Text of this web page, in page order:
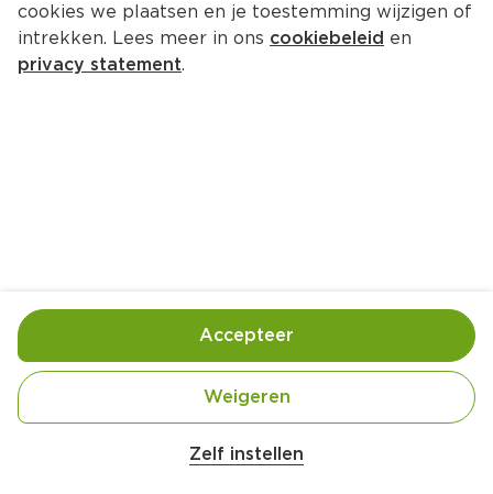
PLUS Rijkgevulde bami
Per Tray 350 g  (per kilo €12.26)
Handige informatie over dit product
Beter Leven 1 Ster
Nutri-Score B
cookies we plaatsen en je toestemming wijzigen of
intrekken. Lees meer in ons cookiebeleid en
privacy statement.
Zelf instellen
Weigeren
Accepteer